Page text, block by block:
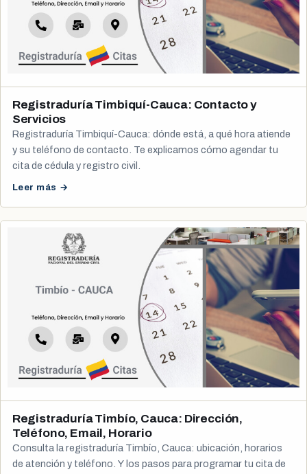
Registraduría Timbiquí-Cauca: Contacto y
Servicios
Registraduría Timbiquí-Cauca: dónde está, a qué hora atiende
y su teléfono de contacto. Te explicamos cómo agendar tu
cita de cédula y registro civil.
Leer más →
Registraduría Timbío, Cauca: Dirección,
Teléfono, Email, Horario
Consulta la registraduría Timbío, Cauca: ubicación, horarios
de atención y teléfono. Y los pasos para programar tu cita de